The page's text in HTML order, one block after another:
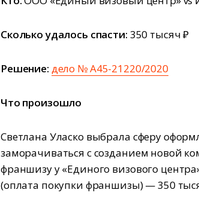
Сколько удалось спасти: 350 тысяч ₽
Решение: дело № А45-21220/2020
Что произошло
Светлана Уласко выбрала сферу
заморачиваться с созданием новой
франшизу у «Единого визового
(оплата покупки франшизы) — 350